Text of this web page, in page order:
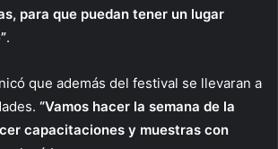
para que puedan tener un lugar
.
que además del festival se llevaran a
“Vamos hacer la semana de la
capacitaciones y muestras con